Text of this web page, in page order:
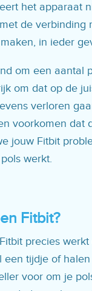
het apparaat
de verbinding
in ieder
om een aantal
om dat op de
verloren
voorkomen dat
jouw Fitbit
werkt.
Fitbit?
precies
een tijdje of
voor om je